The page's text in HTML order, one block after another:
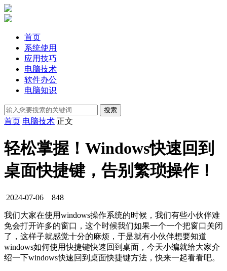
首页
系统使用
应用技巧
电脑技术
软件办公
电脑知识
首页 电脑技术 正文
轻松掌握！Windows快速回到
桌面快捷键，告别繁琐操作！
2024-07-06 848
我们大家在使用windows操作系统的时候，我们有些小伙伴难
免会打开许多的窗口，这个时候我们如果一个一个把窗口关闭
了，这样子就感觉十分的麻烦，于是就有小伙伴想要知道
windows如何使用快捷键快速回到桌面，今天小编就给大家介
绍一下windows快速回到桌面快捷键方法，快来一起看看吧。